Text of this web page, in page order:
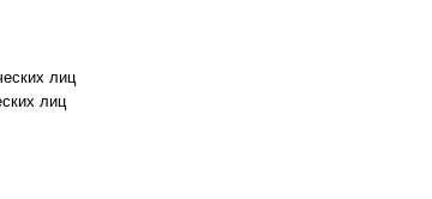
лиц
лиц